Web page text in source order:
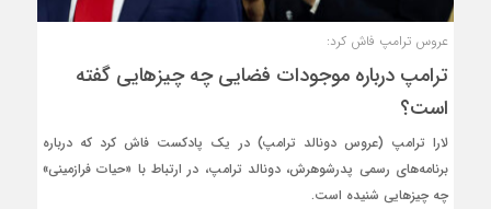
عروس ترامپ فاش کرد:
ترامپ درباره موجودات فضایی چه چیزهایی گفته
است؟
لارا ترامپ (عروس دونالد ترامپ) در یک پادکست فاش کرد که درباره
برنامه‌های رسمی پدرشوهرش، دونالد ترامپ، در ارتباط با «حیات فرازمینی»
چه چیزهایی شنیده است.